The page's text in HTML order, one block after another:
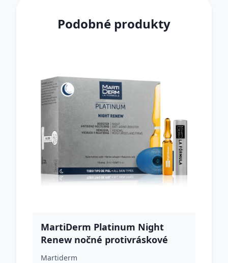
Podobné produkty
MartiDerm Platinum Night
Renew nočné protivráskové
sérum v ampulkách 10x2 ml
Martiderm